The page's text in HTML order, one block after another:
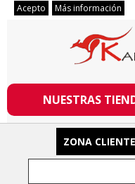
Acepto
Más información
NUESTRAS
ZONA